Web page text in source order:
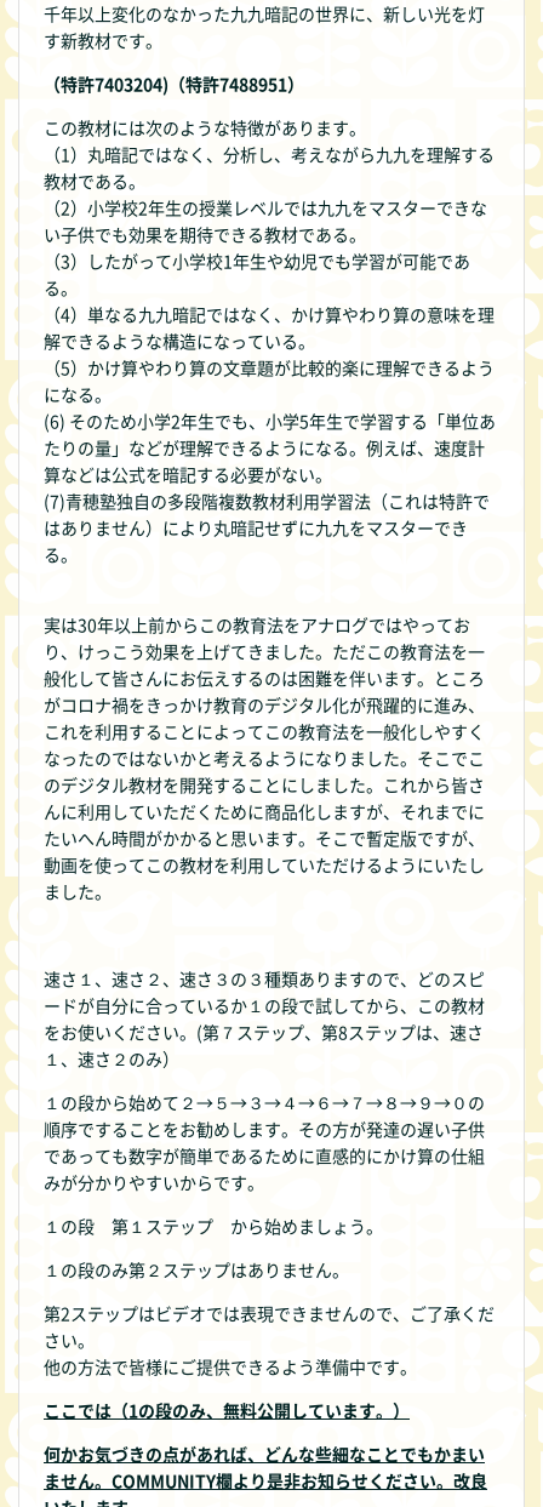
千年以上変化のなかった九九暗記の世界に、新しい光を灯
す新教材です。
（特許7403204)（特許7488951）
この教材には次のような特徴があります。
（1）丸暗記ではなく、分析し、考えながら九九を理解する
教材である。
（2）小学校2年生の授業レベルでは九九をマスターできな
い子供でも効果を期待できる教材である。
（3）したがって小学校1年生や幼児でも学習が可能であ
る。
（4）単なる九九暗記ではなく、かけ算やわり算の意味を理
解できるような構造になっている。
（5）かけ算やわり算の文章題が比較的楽に理解できるよう
になる。
(6) そのため小学2年生でも、小学5年生で学習する「単位あ
たりの量」などが理解できるようになる。例えば、速度計
算などは公式を暗記する必要がない。
(7)青穂塾独自の多段階複数教材利用学習法（これは特許で
はありません）により丸暗記せずに九九をマスターでき
る。
実は30年以上前からこの教育法をアナログではやってお
り、けっこう効果を上げてきました。ただこの教育法を一
般化して皆さんにお伝えするのは困難を伴います。ところ
がコロナ禍をきっかけ教育のデジタル化が飛躍的に進み、
これを利用することによってこの教育法を一般化しやすく
なったのではないかと考えるようになりました。そこでこ
のデジタル教材を開発することにしました。これから皆さ
んに利用していただくために商品化しますが、それまでに
たいへん時間がかかると思います。そこで暫定版ですが、
動画を使ってこの教材を利用していただけるようにいたし
ました。
速さ１、速さ２、速さ３の３種類ありますので、どのスピ
ードが自分に合っているか１の段で試してから、この教材
をお使いください。(第７ステップ、第8ステップは、速さ
１、速さ２のみ）
１の段から始めて２→５→３→４→６→７→８→９→０の
順序ですることをお勧めします。その方が発達の遅い子供
であっても数字が簡単であるために直感的にかけ算の仕組
みが分かりやすいからです。
１の段 第１ステップ から始めましょう。
１の段のみ第２ステップはありません。
第2ステップはビデオでは表現できませんので、ご了承くだ
さい。
他の方法で皆様にご提供できるよう準備中です。
ここでは（1の段のみ、無料公開しています。）
何かお気づきの点があれば、どんな些細なことでもかまい
ません。COMMUNITY欄より是非お知らせください。改良